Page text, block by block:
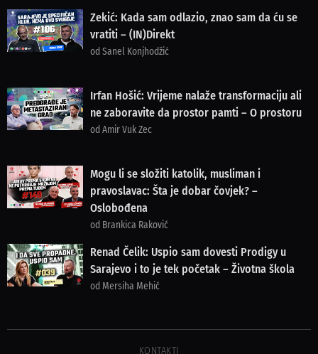
Zekić: Kada sam odlazio, znao sam da ću se
vratiti – (IN)Direkt
od Sanel Konjhodžić
Irfan Hošić: Vrijeme nalaže transformaciju ali
ne zaboravite da prostor pamti – O prostoru
od Amir Vuk Zec
Mogu li se složiti katolik, musliman i
pravoslavac: Šta je dobar čovjek? –
Oslobođena
od Brankica Raković
Renad Čelik: Uspio sam dovesti Prodigy u
Sarajevo i to je tek početak – Životna škola
od Mersiha Mehić
KONTAKTI